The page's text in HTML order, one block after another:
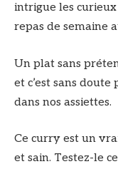
intrigue les curieux
repas de semaine
Un plat sans
et c’est sans
dans nos assiettes.
Ce curry est un
et sain. Testez-le